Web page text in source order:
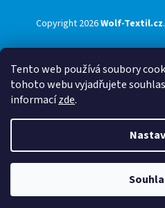
Tento web používá soubory
tohoto webu vyjadřujete
informacízde.
Copyright 2026Wolf-Textil.cz